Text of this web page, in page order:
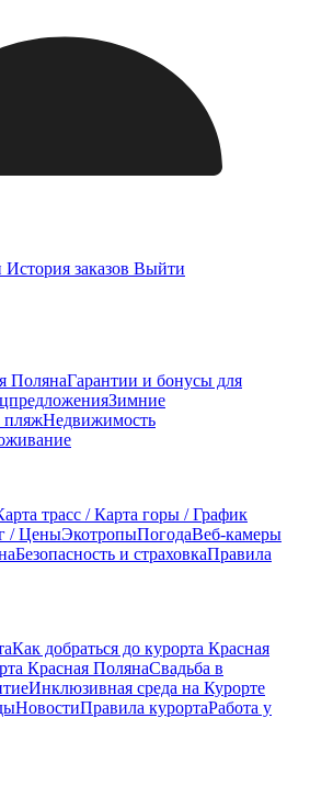
История заказов Выйти
ПолянаГарантии и бонусы для
Зимние
пляжНедвижимость
трасс / Карта горы / График
/ ЦеныЭкотропыПогодаВеб-камеры
Безопасность и страховкаПравила
Как добраться до курорта Красная
Красная ПолянаСвадьба в
Инклюзивная среда на Курорте
НовостиПравила курортаРабота у